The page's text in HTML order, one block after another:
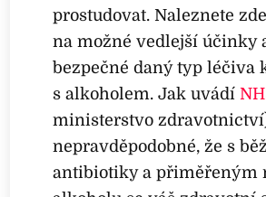
prostudovat. Naleznete
na možné vedlejší účinky
bezpečné daný typ léčiva
s alkoholem. Jak uvádí
ministerstvo
nepravděpodobné, že s
antibiotiky a přiměřeným